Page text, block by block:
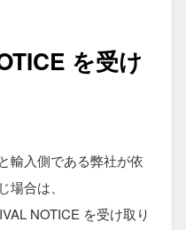
を受け
輸入側である弊社が依
合は、
NOTICE を受け取り